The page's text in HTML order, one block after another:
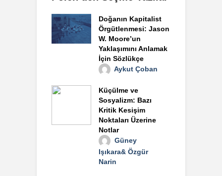
Doğanın Kapitalist
Örgütlenmesi: Jason
W. Moore’un
Yaklaşımını Anlamak
İçin Sözlükçe
Aykut Çoban
Küçülme ve
Sosyalizm: Bazı
Kritik Kesişim
Noktaları Üzerine
Notlar
Güney
Işıkara& Özgür
Narin